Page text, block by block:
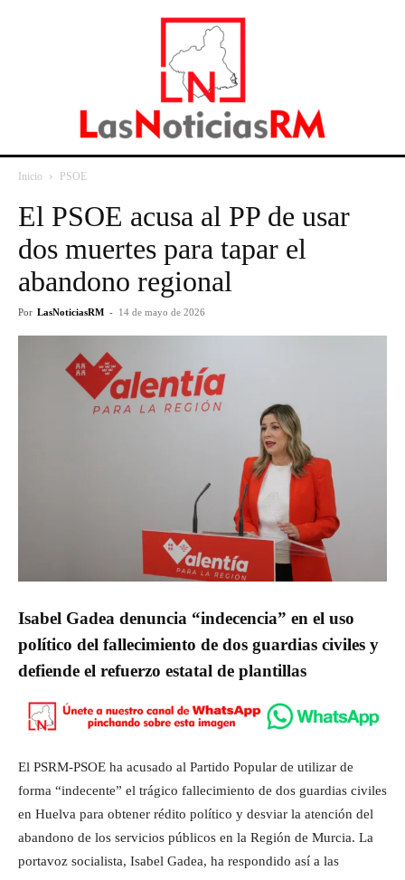
Inicio PSOE
El PSOE acusa al PP de usar
dos muertes para tapar el
abandono regional
Por LasNoticiasRM - 14 de mayo de 2026
Isabel Gadea denuncia “indecencia” en el uso
político del fallecimiento de dos guardias civiles y
defiende el refuerzo estatal de plantillas
El PSRM-PSOE ha acusado al Partido Popular de utilizar de
forma “indecente” el trágico fallecimiento de dos guardias civiles
en Huelva para obtener rédito político y desviar la atención del
abandono de los servicios públicos en la Región de Murcia. La
portavoz socialista, Isabel Gadea, ha respondido así a las